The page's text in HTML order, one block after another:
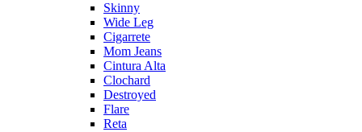
Skinny
Wide Leg
Cigarrete
Mom Jeans
Cintura Alta
Clochard
Destroyed
Flare
Reta